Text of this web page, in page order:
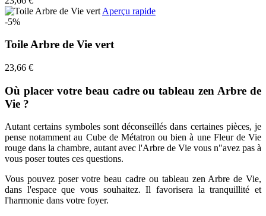
Aperçu rapide
-5%
Toile Arbre de Vie vert
23,66 €
Où placer votre beau cadre ou tableau zen Arbre de
Vie ?
Autant certains symboles sont déconseillés dans certaines pièces, je
pense notamment au Cube de Métatron ou bien à une Fleur de Vie
rouge dans la chambre, autant avec l'Arbre de Vie vous n"avez pas à
vous poser toutes ces questions.
Vous pouvez poser votre beau cadre ou tableau zen Arbre de Vie,
dans l'espace que vous souhaitez. Il favorisera la tranquillité et
l'harmonie dans votre foyer.